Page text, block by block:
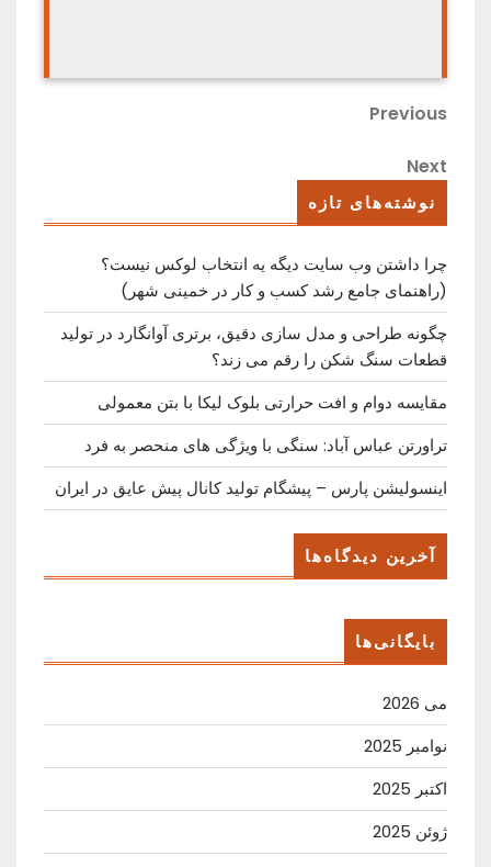
راهبری
نوشته
Previous
Previous
Next
Next
نوشته‌های تازه
چرا داشتن وب سایت دیگه یه انتخاب لوکس نیست؟
(راهنمای جامع رشد کسب ‌و کار در خمینی ‌شهر)
چگونه طراحی و مدل سازی دقیق، برتری آوانگارد در تولید
قطعات سنگ شکن را رقم می زند؟
مقایسه دوام و افت حرارتی بلوک لیکا با بتن معمولی
تراورتن عباس آباد: سنگی با ویژگی های منحصر به فرد
اینسولیشن پارس – پیشگام تولید کانال پیش عایق در ایران
آخرین دیدگاه‌ها
بایگانی‌ها
می 2026
نوامبر 2025
اکتبر 2025
ژوئن 2025